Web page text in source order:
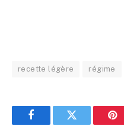
recette légère régime
FacebookTwitter